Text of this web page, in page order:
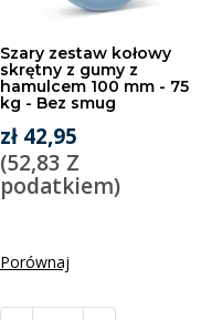
Szary zestaw kołowy
skrętny z gumy z
hamulcem 100 mm - 75
kg - Bez smug
zł 42,95
(52,83 Z
podatkiem)
Porównaj